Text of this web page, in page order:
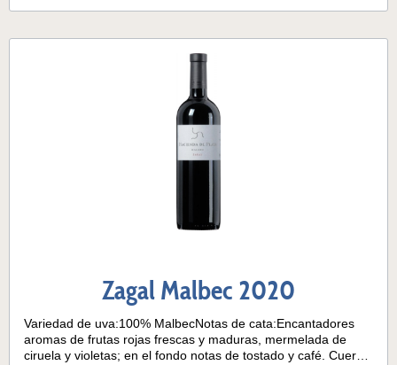
Zagal Malbec 2020
Variedad de uva:100% MalbecNotas de cata:Encantadores
aromas de frutas rojas frescas y maduras, mermelada de
ciruela y violetas; en el fondo notas de tostado y café. Cuerpo